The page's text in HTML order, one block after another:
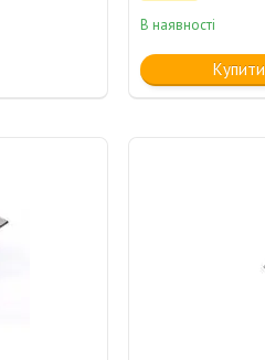
В наявності
Купити